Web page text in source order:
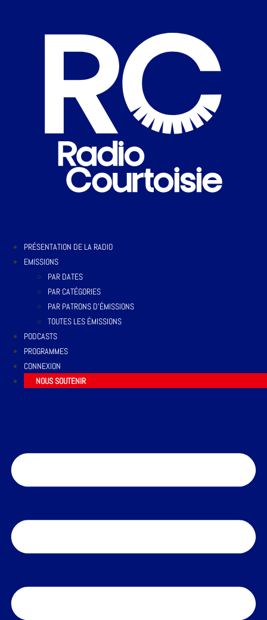
PRÉSENTATION DE LA RADIO
EMISSIONS
PAR DATES
PAR CATÉGORIES
PAR PATRONS D’ÉMISSIONS
TOUTES LES ÉMISSIONS
PODCASTS
PROGRAMMES
CONNEXION
NOUS SOUTENIR